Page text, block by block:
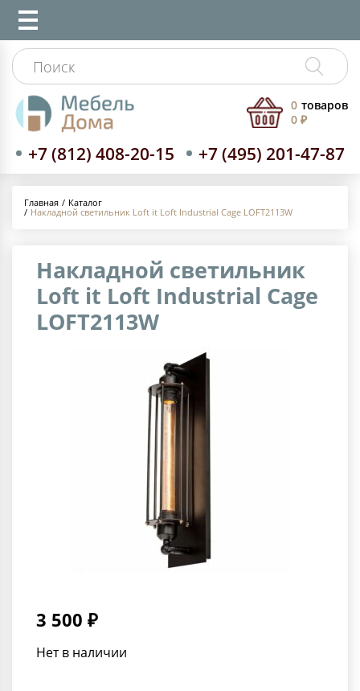
+7 (812) 408-20-15 +7 (495) 201-47-87
0 товаров
0 ₽
Главная
Каталог
Накладной светильник Loft it Loft Industrial Cage LOFT2113W
Накладной светильник
Loft it Loft Industrial Cage
LOFT2113W
3 500 ₽
Нет в наличии